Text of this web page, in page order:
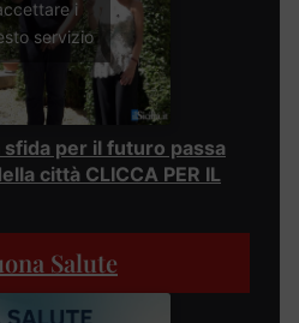
i
servizio
sfida per il futuro passa
città CLICCA PER IL
Salute